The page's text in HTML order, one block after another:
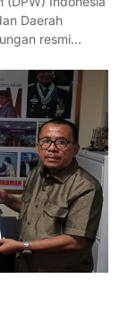
Daerah
resmi…